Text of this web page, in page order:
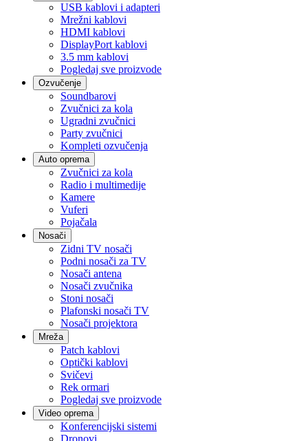
USB kablovi i adapteri
Mrežni kablovi
HDMI kablovi
DisplayPort kablovi
3.5 mm kablovi
Pogledaj sve proizvode
Ozvučenje
Soundbarovi
Zvučnici za kola
Ugradni zvučnici
Party zvučnici
Kompleti ozvučenja
Auto oprema
Zvučnici za kola
Radio i multimedije
Kamere
Vuferi
Pojačala
Nosači
Zidni TV nosači
Podni nosači za TV
Nosači antena
Nosači zvučnika
Stoni nosači
Plafonski nosači TV
Nosači projektora
Mreža
Patch kablovi
Optički kablovi
Svičevi
Rek ormari
Pogledaj sve proizvode
Video oprema
Konferencijski sistemi
Dronovi